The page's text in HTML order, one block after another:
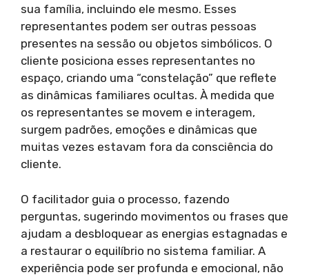
sua família, incluindo ele mesmo. Esses
representantes podem ser outras pessoas
presentes na sessão ou objetos simbólicos. O
cliente posiciona esses representantes no
espaço, criando uma “constelação” que reflete
as dinâmicas familiares ocultas. À medida que
os representantes se movem e interagem,
surgem padrões, emoções e dinâmicas que
muitas vezes estavam fora da consciência do
cliente.
O facilitador guia o processo, fazendo
perguntas, sugerindo movimentos ou frases que
ajudam a desbloquear as energias estagnadas e
a restaurar o equilíbrio no sistema familiar. A
experiência pode ser profunda e emocional, não